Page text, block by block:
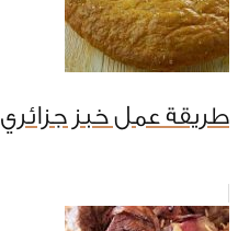
طريقة عمل خبز جزائري